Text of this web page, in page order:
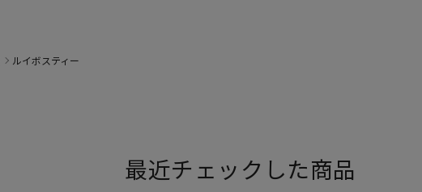
ルイボスティー
最近チェックした商品